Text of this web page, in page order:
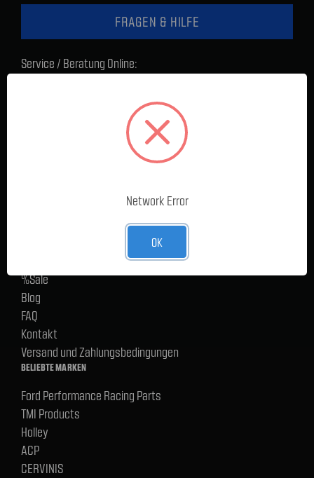
FRAGEN & HILFE
Service / Beratung Online:
Lager Lauenstein (Warenabholungen):
Montag - Donnerstag: 7.30 - 15 Uhr
%Sale
Blog
FAQ
Kontakt
Versand und Zahlungsbedingungen
BELIEBTE MARKEN
Ford Performance Racing Parts
TMI Products
Holley
ACP
CERVINIS
Network Error
OK